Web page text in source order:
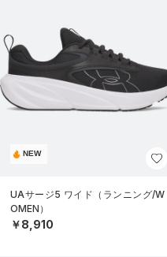
NEW
UAサージ5 ワイド（ランニング/W
OMEN）
￥8,910